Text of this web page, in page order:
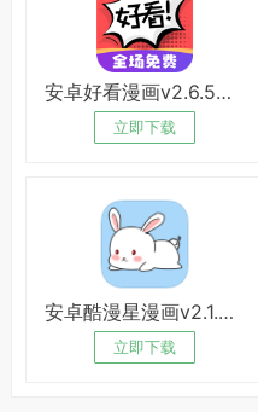
安卓好看漫画v2.6.5绿化版
立即下载
安卓酷漫星漫画v2.1.20绿化版
立即下载